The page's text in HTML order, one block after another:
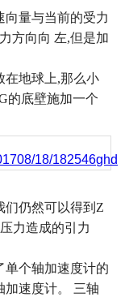
向量与当前的受力
方向向 左,但是加
在地球上,那么小
的底壁施加一个
仍然可以得到 Z
力造成的引力
单个轴加速度计的
速度计。
三轴